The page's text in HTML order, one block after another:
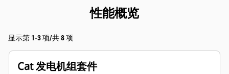
性能概览
显示第 1-3 项/共 8 项
Cat 发电机组套件